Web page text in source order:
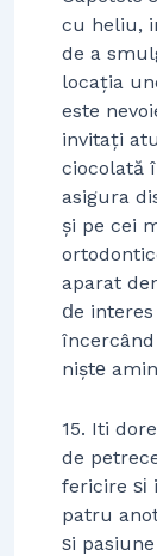
cu heliu,
de a
locația
este
invitați
ciocolată
asigura
și pe cei
aparat
ⅾe
niștе
15. Iti
de
fericire
patru
ѕi